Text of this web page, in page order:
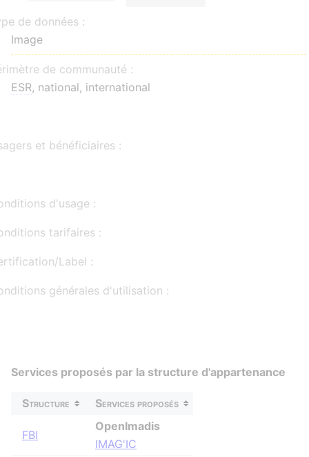
de données :
Image
de communauté :
ESR, national, international
et bénéficiaires :
d'usage :
tarifaires :
Label :
générales d'utilisation :
Services proposés par la structure d'appartenance
Structure Services proposés
FBI
OpenImadis
IMAG'IC